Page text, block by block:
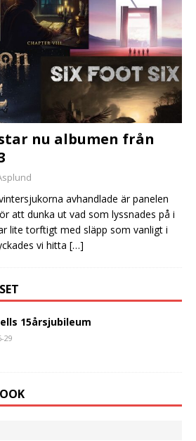
nu albumen från
avhandlade är panelen
att dunka ut vad som lyssnades på i
lite torftigt med släpp som vanligt i
vi hitta […]
15årsjubileum
29